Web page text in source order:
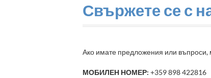
Свържете се с
Ако имате предложения или въпроси,
МОБИЛЕН НОМЕР: +359 898 422816